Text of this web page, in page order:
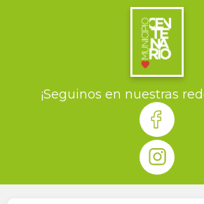
¡Seguinos en nuestras